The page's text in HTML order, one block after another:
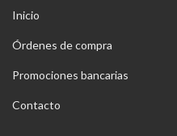
Inicio
Órdenes de compra
Promociones bancarias
Contacto